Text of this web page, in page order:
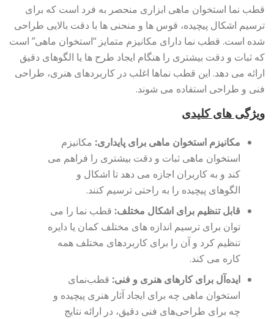
قطب نما استخوان ماهی ابزاری منحصر به فرد است که برای
ترسیم اشکال پیچیده، قوس ها و منحنی ها با دقت بالایی طراحی
شده است. قطب نما دارای مکانیزم متمایز “استخوان ماهی” است
که ثبات و دقت بیشتری را هنگام ایجاد طرح ها یا الگوهای دقیق
ارائه می دهد. این قطب نماها اغلب در کاربردهای هنری، طراحی
فنی و طراحی استفاده می شوند.
ویژگی های کلیدی
مکانیزم استخوان ماهی برای پایداری: مکانیزم
استخوان ماهی ثبات و دقت بیشتری را فراهم می
کند و به کاربران اجازه می دهد تا اشکال و
الگوهای پیچیده را به راحتی ترسیم کنند.
قابل تنظیم برای اشکال مختلف: قطب نما را می
توان برای ترسیم اندازه های مختلف کمان یا دایره
تنظیم کرد و آن را برای کاربردهای مختلف همه
کاره می کند.
ایده‌آل برای کارهای هنری و فنی: قطب‌نمای
استخوان ماهی چه برای ایجاد آثار هنری پیچیده و
چه برای طراحی‌های فنی دقیق، در ارائه نتایج